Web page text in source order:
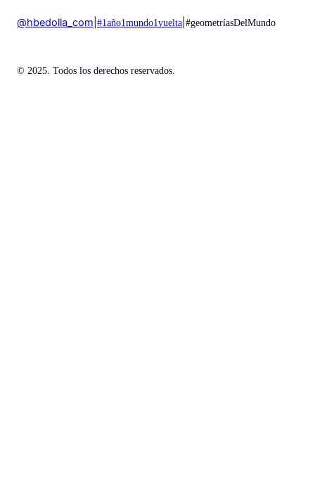
@hbedolla_com #1año1mundo1vuelta #geometríasDelMundo
© 2025. Todos los derechos reservados.